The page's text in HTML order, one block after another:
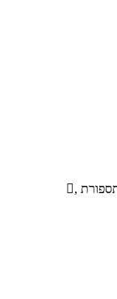
תספורת ,